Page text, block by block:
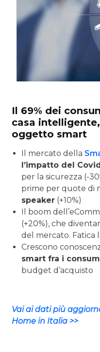
Il 69% dei
casa
oggetto smart
Il mercato della
l’impatto del
per la sicurezza (-
prime per quote di
speaker (+10%)
Il boom
(+20%), che
del mercato. Fatica
Crescono
smart fra i
budget d’acquisto
Vai ai dati più
Home in Italia >>